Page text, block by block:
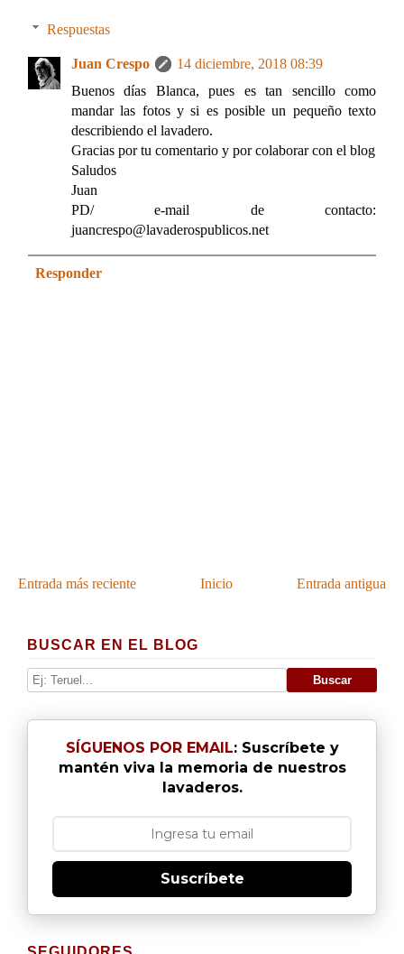
Respuestas
Juan Crespo
14 diciembre, 2018 08:39
Buenos días Blanca, pues es tan sencillo como
mandar las fotos y si es posible un pequeño texto
describiendo el lavadero.
Gracias por tu comentario y por colaborar con el blog
Saludos
Juan
PD/ e-mail de contacto:
juancrespo@lavaderospublicos.net
Responder
Entrada más reciente Entrada antigua
Inicio
BUSCAR EN EL BLOG
SÍGUENOS POR EMAIL: Suscríbete y
mantén viva la memoria de nuestros
lavaderos.
Suscríbete